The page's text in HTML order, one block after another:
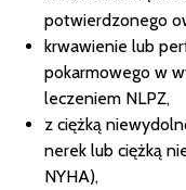
potwierdzonego
krwawienie lub
pokarmowego w
leczeniem NLPZ,
z ciężką
nerek lub ciężką
NYHA),